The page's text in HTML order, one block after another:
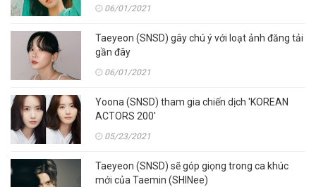
06/01/2021
Taeyeon (SNSD) gây chú ý với loạt ảnh đăng tải
gần đây
06/01/2021
Yoona (SNSD) tham gia chiến dịch 'KOREAN
ACTORS 200'
05/23/2021
Taeyeon (SNSD) sẽ góp giọng trong ca khúc
mới của Taemin (SHINee)